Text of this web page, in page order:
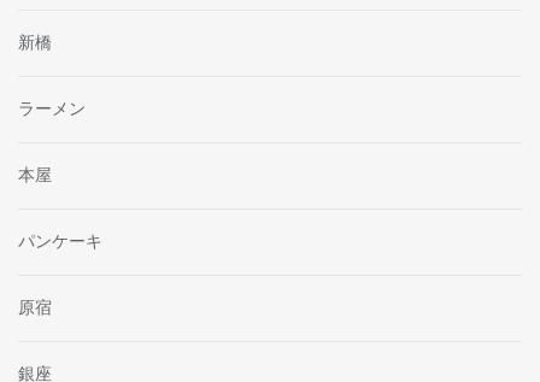
新橋
ラーメン
本屋
パンケーキ
原宿
銀座